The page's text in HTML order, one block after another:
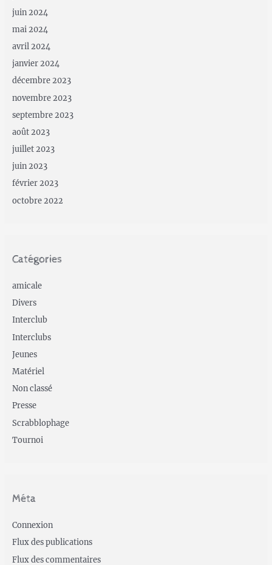
juin 2024
mai 2024
avril 2024
janvier 2024
décembre 2023
novembre 2023
septembre 2023
août 2023
juillet 2023
juin 2023
février 2023
octobre 2022
Catégories
amicale
Divers
Interclub
Interclubs
Jeunes
Matériel
Non classé
Presse
Scrabblophage
Tournoi
Méta
Connexion
Flux des publications
Flux des commentaires